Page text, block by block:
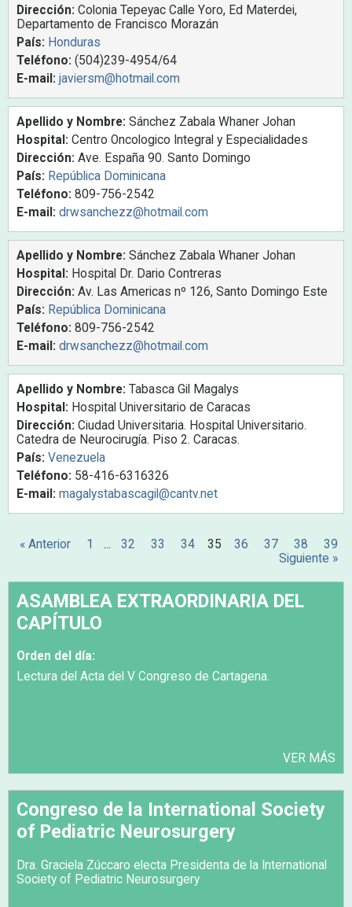
Dirección: Colonia Tepeyac Calle Yoro, Ed Materdei,
Departamento de Francisco Morazán
País: Honduras
Teléfono: (504)239-4954/64
E-mail: javiersm@hotmail.com
Apellido y Nombre: Sánchez Zabala Whaner Johan
Hospital: Centro Oncologico Integral y Especialidades
Dirección: Ave. España 90. Santo Domingo
País: República Dominicana
Teléfono: 809-756-2542
E-mail: drwsanchezz@hotmail.com
Apellido y Nombre: Sánchez Zabala Whaner Johan
Hospital: Hospital Dr. Dario Contreras
Dirección: Av. Las Americas nº 126, Santo Domingo Este
País: República Dominicana
Teléfono: 809-756-2542
E-mail: drwsanchezz@hotmail.com
Apellido y Nombre: Tabasca Gil Magalys
Hospital: Hospital Universitario de Caracas
Dirección: Ciudad Universitaria. Hospital Universitario.
Catedra de Neurocirugía. Piso 2. Caracas.
País: Venezuela
Teléfono: 58-416-6316326
E-mail: magalystabascagil@cantv.net
« Anterior 1 ... 32 33 34 35 36 37 38
39
Siguiente »
ASAMBLEA EXTRAORDINARIA DEL
CAPÍTULO
Orden del día:
Lectura del Acta del V Congreso de Cartagena.
VER MÁS
Congreso de la International Society
of Pediatric Neurosurgery
Dra. Graciela Zúccaro electa Presidenta de la International
Society of Pediatric Neurosurgery